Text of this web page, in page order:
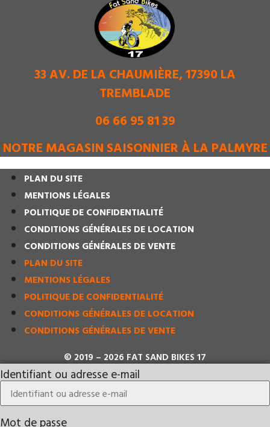
33 AV. DE LA CHAUMIÈRE, 17390 LA
TREMBLADE
06 66 95 81 39
NOTRE MAGASIN SAISONNIER À LA PALMYRE
PLAN DU SITE
MENTIONS LÉGALES
POLITIQUE DE CONFIDENTIALITÉ
CONDITIONS GÉNÉRALES DE LOCATION
CONDITIONS GÉNÉRALES DE VENTE
PLAN DU SITE
MENTIONS LÉGALES
POLITIQUE DE CONFIDENTIALITÉ
CONDITIONS GÉNÉRALES DE LOCATION
CONDITIONS GÉNÉRALES DE VENTE
© 2019 – 2026 FAT SAND BIKES 17
Identifiant ou adresse e-mail
Mot de passe